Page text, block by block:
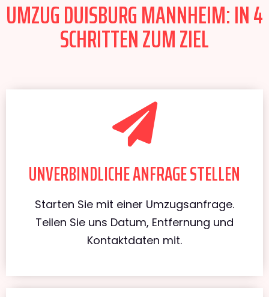
UMZUG DUISBURG MANNHEIM: IN 4
SCHRITTEN ZUM ZIEL
UNVERBINDLICHE ANFRAGE STELLEN
Starten Sie mit einer Umzugsanfrage.
Teilen Sie uns Datum, Entfernung und
Kontaktdaten mit.